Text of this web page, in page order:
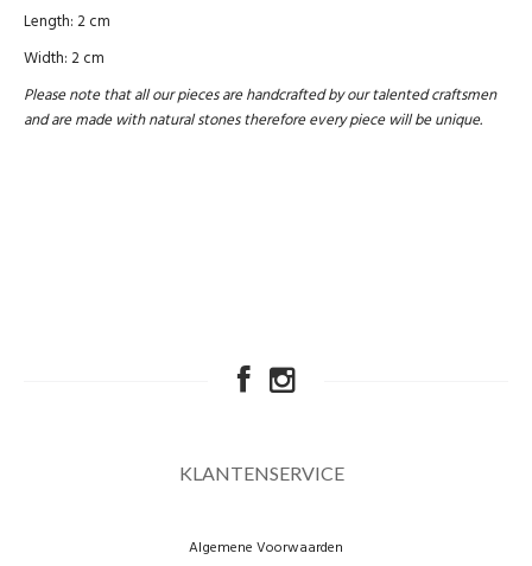
Length: 2 cm
Width: 2 cm
Please note that all our pieces are handcrafted by our talented craftsmen
and are made with natural stones therefore every piece will be unique.
KLANTENSERVICE
Algemene Voorwaarden